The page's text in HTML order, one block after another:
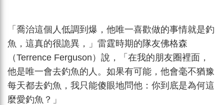
「喬治這個人低調到爆，他唯一喜歡做的事情就是釣
魚，這真的很詭異，」雷霆時期的隊友佛格森
（Terrence Ferguson）說，「在我的朋友圈裡面，
他是唯一會去釣魚的人。如果有可能，他會毫不猶豫
每天都去釣魚，我只能傻眼地問他：你到底是為何這
麼愛釣魚？」